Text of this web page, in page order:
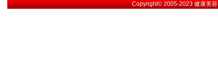
Copyright© 2005-2023健康美